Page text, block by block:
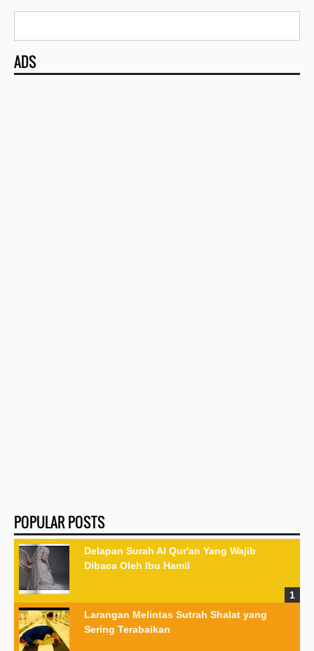
ADS
POPULAR POSTS
Delapan Surah Al Qur'an Yang Wajib
Dibaca Oleh Ibu Hamil
Larangan Melintas Sutrah Shalat yang
Sering Terabaikan